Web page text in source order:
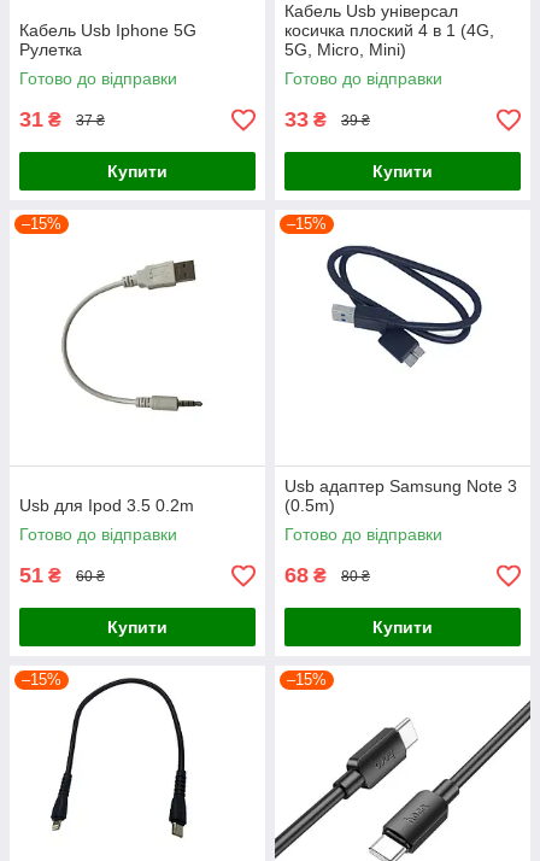
Кабель Usb Iphone 5G
Рулетка
Готово до відправки
31 ₴ 37 ₴
Купити
Кабель Usb універсал
косичка плоский 4 в 1 (4G,
5G, Micro, Mini)
Готово до відправки
33 ₴ 39 ₴
Купити
–15%
Usb для Ipod 3.5 0.2m
Готово до відправки
51 ₴ 60 ₴
Купити
–15%
Usb адаптер Samsung Note 3
(0.5m)
Готово до відправки
68 ₴ 80 ₴
Купити
–15% –15%